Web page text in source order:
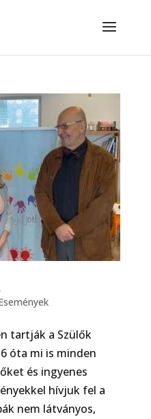
tartják a Szülők
óta mi is minden
és ingyenes
hívjuk fel a
nem látványos,